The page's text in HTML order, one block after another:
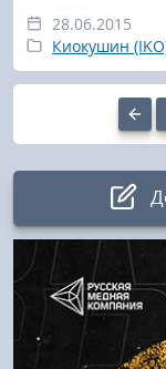
28.06.2015
Киокушин